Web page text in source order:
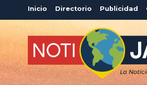
Inicio Directorio Publicidad